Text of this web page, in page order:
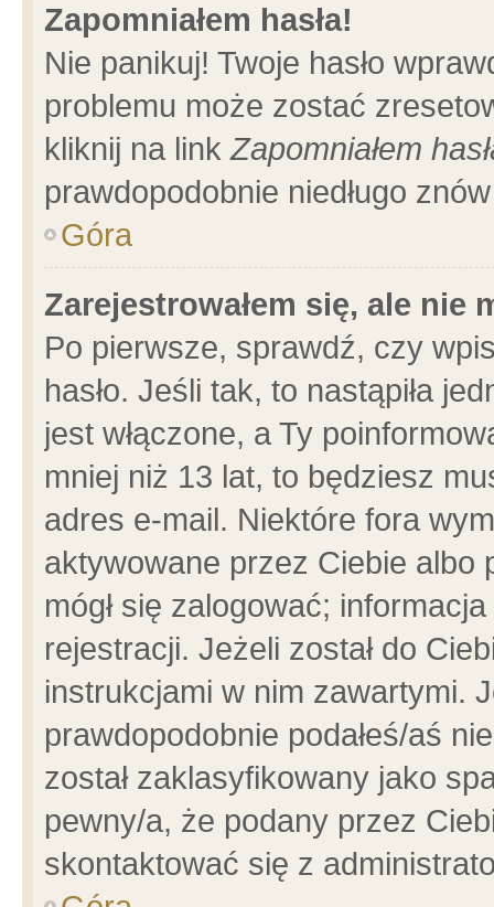
Zapomniałem hasła!
Nie panikuj! Twoje hasło
problemu może zostać
kliknij na linkZapomniałem
prawdopodobnie niedługo
Góra
Zarejestrowałem się, ale nie
Po pierwsze, sprawdź, czy
hasło. Jeśli tak, to nastąpiła
jest włączone, a Ty
mniej niż 13 lat, to będziesz
adres e-mail. Niektóre fora
aktywowane przez Ciebie albo
mógł się zalogować;
rejestracji. Jeżeli został do
instrukcjami w nim zawartymi.
prawdopodobnie podałeś/aś
został zaklasyfikowany jako
pewny/a, że podany przez
skontaktować się z